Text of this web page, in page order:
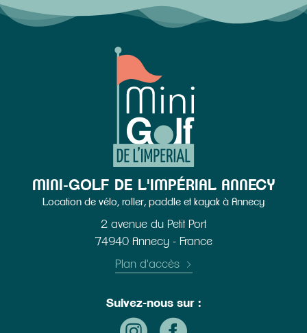
MINI-GOLF DE L'IMPÉRIAL ANNECY
Location de vélo, roller, paddle et kayak à Annecy
2 avenue du Petit Port
74940 Annecy - France
Plan d'accès
Suivez-nous sur :
Instagram - nouvelle fenêtre
Facebook - nouvelle fenêtre